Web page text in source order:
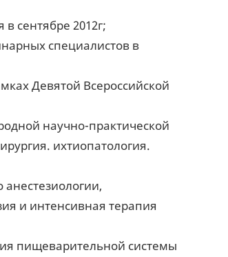
сентябре 2012г;
специалистов в
Девятой Всероссийской
научно-практической
ихтиопатология.
и интенсивная терапия
пищеварительной системы